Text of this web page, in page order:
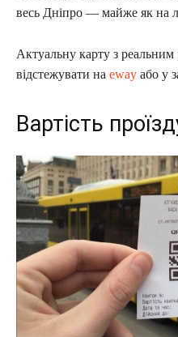
весь Дніпро — майже як на
Актуальну карту з
відстежувати на eway або у
Вартість